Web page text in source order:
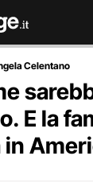
Celentano
E la